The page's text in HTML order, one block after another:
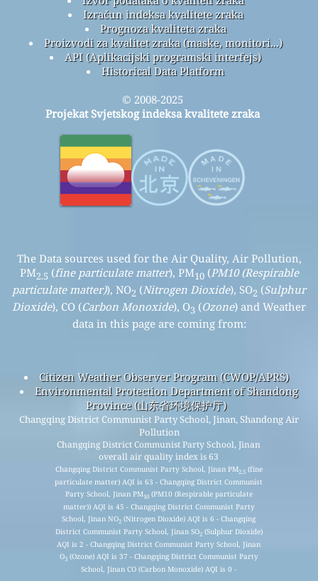
Izračun indeksa kvalitete zraka
Prognoza kvaliteta zraka
Proizvodi za kvalitet zraka (maske, monitori...)
API (Aplikacijski programski interfejs)
Historical Data Platform
© 2008-2025
Projekat Svjetskog indeksa kvalitete zraka
The Data sources used for the Air Quality, Air Pollution,
PM2.5 (fine particulate matter), PM10(PM10 (Respirable
particulate matter)), NO2 (Nitrogen Dioxide), SO2 (Sulphur
Dioxide), CO (Carbon Monoxide), O3 (Ozone) and Weather
data in this page are coming from:
Citizen Weather Observer Program (CWOP/APRS)
Environmental Protection Department of Shandong
Province (山东省环境保护厅)
Changqing District Communist Party School, Jinan, Shandong Air
Pollution
Changqing District Communist Party School, Jinan
overall air quality index is 63
Changqing District Communist Party School, Jinan PM2.5(fine
particulate matter) AQI is 63 - Changqing District Communist
Party School, Jinan PM10(PM10 (Respirable particulate
matter)) AQI is 45 - Changqing District Communist Party
School, Jinan NO2 (Nitrogen Dioxide) AQI is 6 - Changqing
District Communist Party School, Jinan SO2(Sulphur Dioxide)
AQI is 2 - Changqing District Communist Party School, Jinan
O3(Ozone) AQI is 37 - Changqing District Communist Party
School, Jinan CO (Carbon Monoxide) AQI is 0 -